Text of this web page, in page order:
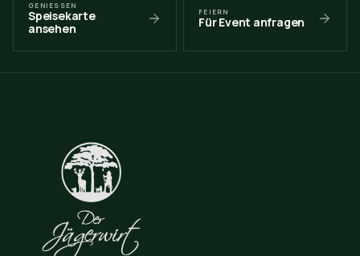
GENIESSEN
Speisekarte
ansehen
FEIERN
Für Event anfragen